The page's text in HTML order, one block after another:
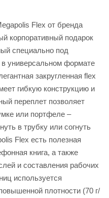
Flex от бренда
корпоративный подарок
специально под
универсальном формате
закругленная flex
гибкую конструкцию и
переплет позволяет
или портфеле –
в трубку или согнуть
Flex есть полезная
книга, а также
и составления рабочих
используется
плотности (70 г/